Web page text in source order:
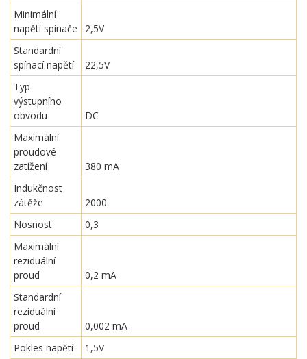
Minimální
napětí spínače
2,5V
Standardní
spínací napětí
22,5V
Typ
výstupního
obvodu
DC
Maximální
proudové
zatížení
380 mA
Indukčnost
zátěže
2000
Nosnost
0,3
Maximální
reziduální
proud
0,2 mA
Standardní
reziduální
proud
0,002 mA
Pokles napětí
1,5V